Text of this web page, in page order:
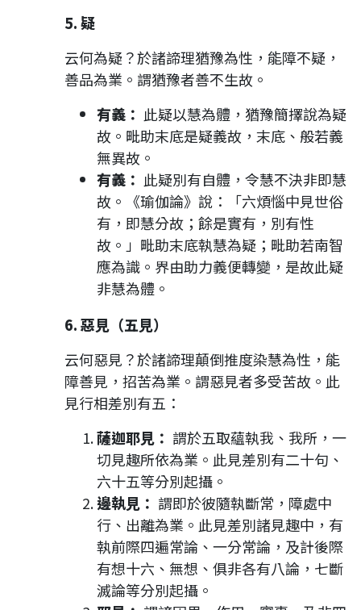
5. 疑
云何為疑？於諸諦理猶豫為性，能障不疑，
善品為業。謂猶豫者善不生故。
有義： 此疑以慧為體，猶豫簡擇說為疑
故。毗助末底是疑義故，末底、般若義
無異故。
有義： 此疑別有自體，令慧不決非即慧
故。《瑜伽論》說：「六煩惱中見世俗
有，即慧分故；餘是實有，別有性
故。」毗助末底執慧為疑；毗助若南智
應為識。界由助力義便轉變，是故此疑
非慧為體。
6. 惡見（五見）
云何惡見？於諸諦理顛倒推度染慧為性，能
障善見，招苦為業。謂惡見者多受苦故。此
見行相差別有五：
薩迦耶見： 謂於五取蘊執我、我所，一
切見趣所依為業。此見差別有二十句、
六十五等分別起攝。
邊執見： 謂即於彼隨執斷常，障處中
行、出離為業。此見差別諸見趣中，有
執前際四遍常論、一分常論，及計後際
有想十六、無想、俱非各有八論，七斷
滅論等分別起攝。